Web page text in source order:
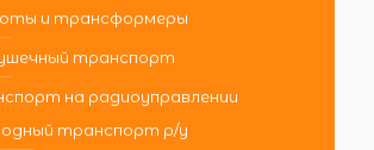
и трансформеры
транспорт
на радиоуправлении
транспорт р/у